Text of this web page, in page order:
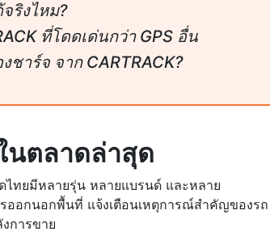
ริงไหม?
ที่โดดเด่นกว่า GPS อื่น
ชาร์จ จาก CARTRACK?
นตลาดล่าสุด
ไทยมีหลายรุ่น หลายแบรนด์ และหลาย
ออกนอกพื้นที่ แจ้งเตือนเหตุการณ์สำคัญของรถ
การขาย